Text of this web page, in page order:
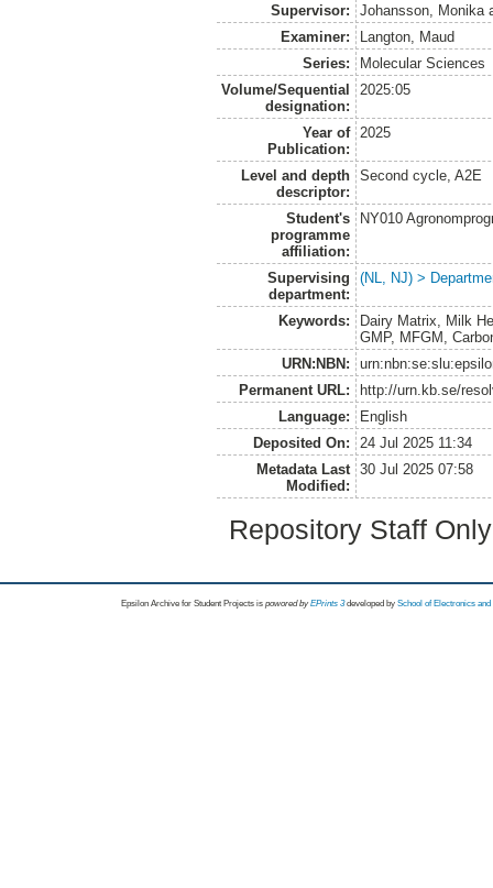
Supervisor:
Johansson, Monika
Examiner:
Langton, Maud
Series:
Molecular Sciences
Volume/Sequential
designation:
2025:05
Year of
Publication:
2025
Level and depth
descriptor:
Second cycle, A2E
Student's
programme
affiliation:
NY010
Supervising
department:
(NL, NJ) >
Keywords:
Dairy Matrix, Milk
GMP, MFGM,
URN:NBN:
Permanent URL:
http://urn.kb.se/
Language:
English
Deposited On:
24 Jul 2025 11:34
Metadata Last
Modified:
30 Jul 2025 07:58
Repository Staff
Epsilon Archive for Student Projects is powored byEPrints 3 developed by School of Electronics